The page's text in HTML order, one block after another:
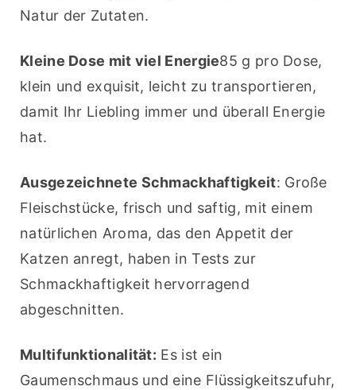
Natur der Zutaten.
Kleine Dose mit viel Energie85 g pro Dose,
klein und exquisit, leicht zu transportieren,
damit Ihr Liebling immer und überall Energie
hat.
Ausgezeichnete Schmackhaftigkeit: Große
Fleischstücke, frisch und saftig, mit einem
natürlichen Aroma, das den Appetit der
Katzen anregt, haben in Tests zur
Schmackhaftigkeit hervorragend
abgeschnitten.
Multifunktionalität: Es ist ein
Gaumenschmaus und eine Flüssigkeitszufuhr,